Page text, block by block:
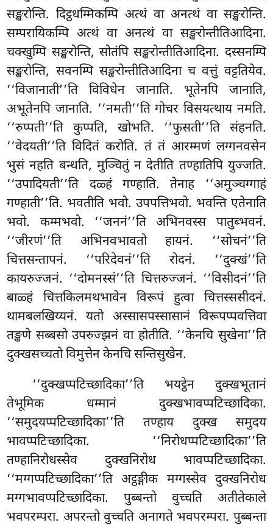
सङ्खरोन्ति. दिट्ठधम्मिकम्पि अत्थं वा अनत्थं वा सङ्खरोन्ति.
सम्परायिकम्पि अत्थं वा अनत्थं वा सङ्खरोन्तीतिआदिना.
चक्खुम्पि सङ्खरोन्ति, सोतंपि सङ्खरोन्तीतिआदिना. दस्सनम्पि
सङ्खरोन्ति, सवनम्पि सङ्खरोन्तीतिआदिना च वत्तुं वट्टतियेव.
‘‘विजानाती’’ति विविधेन जानाति. भूतेनपि जानाति,
अभूतेनपि जानाति. ‘‘नमती’’ति गोचर विसयत्थाय नमति.
‘‘रुप्पती’’ति कुप्पति, खोभति. ‘‘फुसती’’ति संहनति.
‘‘वेदयती’’ति विदितं करोति. तं तं आरम्मणं लग्गनवसेन
भुसं नहति बन्धति, मुञ्चितुं न देतीति तण्हातिपि युज्जति.
‘‘उपादियती’’ति दळ्हं गण्हाति. तेनाह ‘‘अमुञ्चग्गाहं
गण्हाती’’ति. भवतीति भवो. उपपत्तिभवो. भवन्ति एतेनाति
भवो. कम्मभवो. ‘‘जननं’’ति अभिनवस्स पातुब्भवनं.
‘‘जीरणं’’ति अभिनवभावतो हायनं. ‘‘सोचनं’’ति
चित्तसन्तापनं. ‘‘परिदेवनं’’ति रोदनं. ‘‘दुक्खं’’ति
कायरुज्जनं. ‘‘दोमनस्सं’’ति चित्तरुज्जनं. ‘‘विसीदनं’’ति
बाळ्हं चित्तकिलमथभावेन विरूपं हुत्वा चित्तस्ससीदनं.
थामबलखिय्यनं. यतो अस्सासपस्सासानं विरूपप्पवत्तिवा
तङ्खणे सब्बसो उपरुज्झनं वा होतीति. ‘‘केनचि सुखेना’’ति
दुक्खसच्चतो विमुत्तेन केनचि सन्तिसुखेन.
‘‘दुक्खप्पटिच्छादिका’’ति भयट्ठेन दुक्खभूतानं
तेभूमिक धम्मानं दुक्खभावप्पटिच्छादिका.
‘‘समुदयप्पटिच्छादिका’’ति तण्हाय दुक्ख समुदय
भावप्पटिच्छादिका. ‘‘निरोधप्पटिच्छादिका’’ति
तण्हानिरोधस्सेव दुक्खनिरोध भावप्पटिच्छादिका.
‘‘मग्गप्पटिच्छादिका’’ति अट्ठङ्गीक मग्गस्सेव दुक्खनिरोध
मग्गभावप्पटिच्छादिका. पुब्बन्तो वुच्चति अतीतेकाले
भवपरम्परा. अपरन्तो वुच्चति अनागते भवपरम्परा. पुब्बन्ता